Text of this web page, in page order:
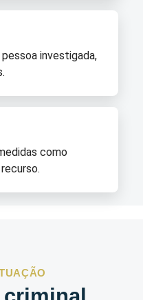
investigada,
como